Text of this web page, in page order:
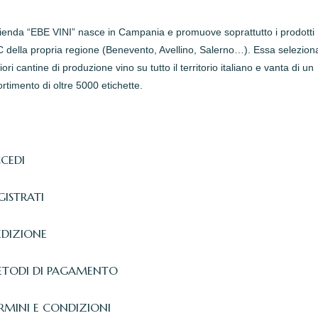
“EBE VINI” nasce in Campania e promuove soprattutto i prodotti
della propria regione (Benevento, Avellino, Salerno…). Essa
cantine di produzione vino su tutto il territorio italiano e vanta di un
di oltre 5000 etichette.
DI PAGAMENTO
E CONDIZIONI